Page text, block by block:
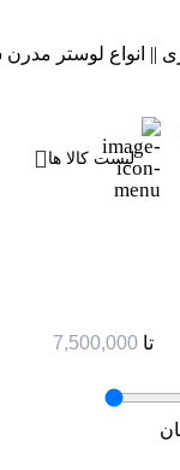
لیست کالا ها
تا